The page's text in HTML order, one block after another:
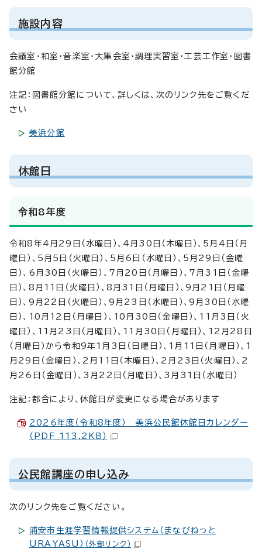
施設内容
会議室・和室・音楽室・大集会室・調理実習室・工芸工作室・図書
館分館
注記：図書館分館について、詳しくは、次のリンク先をご覧くだ
さい
美浜分館
休館日
令和8年度
令和8年4月29日（水曜日）、4月30日（木曜日）、5月4日（月
曜日）、5月5日（火曜日）、5月6日（水曜日）、5月29日（金曜
日）、6月30日（火曜日）、7月20日（月曜日）、7月31日（金曜
日）、8月11日（火曜日）、8月31日（月曜日）、9月21日（月曜
日）、9月22日（火曜日）、9月23日（水曜日）、9月30日（水曜
日）、10月12日（月曜日）、10月30日（金曜日）、11月3日（火
曜日）、11月23日（月曜日）、11月30日（月曜日）、12月28日
（月曜日）から令和9年1月3日（日曜日）、1月11日（月曜日）、1
月29日（金曜日）、2月11日（木曜日）、2月23日（火曜日）、2
月26日（金曜日）、3月22日（月曜日）、3月31日（水曜日）
注記：都合により、休館日が変更になる場合があります
2026年度（令和8年度） 美浜公民館休館日カレンダー
（PDF 113.2KB）
公民館講座の申し込み
次のリンク先をご覧ください。
浦安市生涯学習情報提供システム（まなびねっと
URAYASU） （外部リンク）